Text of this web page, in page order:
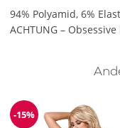
94% Polyamid, 6%
ACHTUNG –
Reduzierung
-15%